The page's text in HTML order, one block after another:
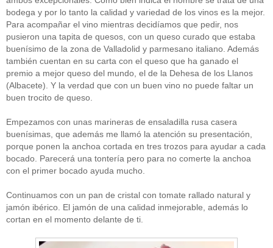
bodega y por lo tanto la calidad y variedad de los vinos es la mejor.
Para acompañar el vino mientras decidíamos que pedir, nos
pusieron una tapita de quesos, con un queso curado que estaba
buenísimo de la zona de Valladolid y parmesano italiano. Además
también cuentan en su carta con el queso que ha ganado el
premio a mejor queso del mundo, el de la Dehesa de los Llanos
(Albacete). Y la verdad que con un buen vino no puede faltar un
buen trocito de queso.
Empezamos con unas marineras de ensaladilla rusa casera
buenísimas, que además me llamó la atención su presentación,
porque ponen la anchoa cortada en tres trozos para ayudar a cada
bocado. Parecerá una tontería pero para no comerte la anchoa
con el primer bocado ayuda mucho.
Continuamos con un pan de cristal con tomate rallado natural y
jamón ibérico. El jamón de una calidad inmejorable, además lo
cortan en el momento delante de ti.